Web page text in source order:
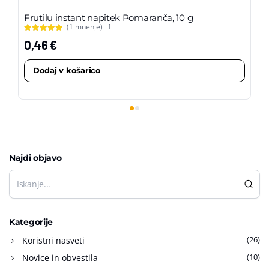
Frutilu instant napitek Pomaranča, 10 g
(1 mnenje) 1
0,46€
Dodaj v košarico
Najdi objavo
Kategorije
Koristni nasveti (26)
Novice in obvestila (10)